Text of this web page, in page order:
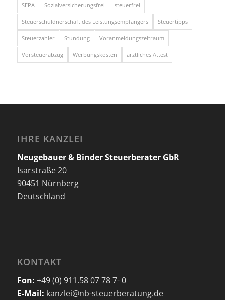
SEPA Sozialversicherungsfrei steuerfrei
Steuerschuldnerschaft des Leistungsempfängers Steuertipps
Steuerzahler Stundung Voranmeldungszeitraum
Vorsteuerabzug Werbungskosten ärztliches Attest
IHRE KANZLEI
Neugebauer & Binder Steuerberater GbR
Isarstraße 20
90451 Nürnberg
Deutschland
KONTAKT
Fon: +49 (0) 911.58 07 78 7- 0
E-Mail: kanzlei@nb-steuerberatung.de